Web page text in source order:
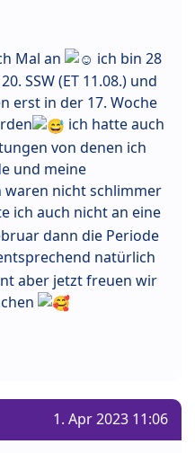
Mal an
ich bin 28
SSW (ET 11.08.) und
erst in der 17. Woche
ich hatte auch
von denen ich
und meine
nicht schlimmer
ich auch nicht an eine
dann die Periode
natürlich
aber jetzt freuen wir
1. Apr 2023 11:06